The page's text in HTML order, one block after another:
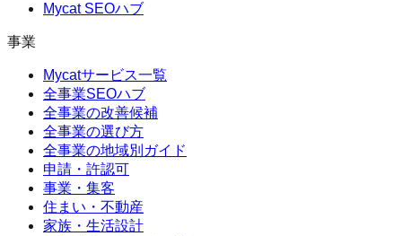
Mycat SEOハブ
事業
Mycatサービス一覧
全事業SEOハブ
全事業の改善候補
全事業の選び方
全事業の地域別ガイド
申請・許認可
事業・集客
住まい・不動産
家族・生活設計